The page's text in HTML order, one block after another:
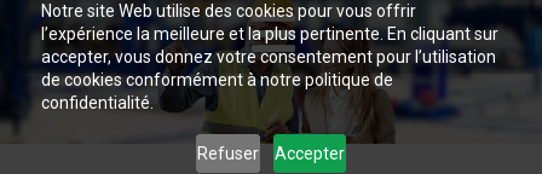
Notre site Web utilise des cookies pour vous offrir
l’expérience la meilleure et la plus pertinente. En cliquant sur
accepter, vous donnez votre consentement pour l’utilisation
de cookies conformément à notre politique de
confidentialité.
Refuser Accepter